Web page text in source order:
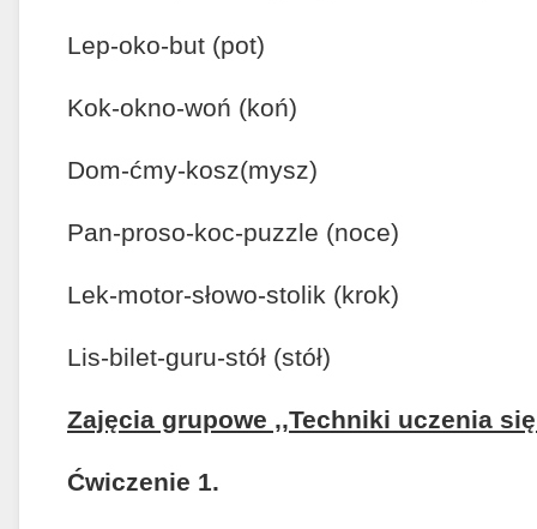
Lep-oko-but (pot)
Kok-okno-woń (koń)
Dom-ćmy-kosz(mysz)
Pan-proso-koc-puzzle (noce)
Lek-motor-słowo-stolik (krok)
Lis-bilet-guru-stół (stół)
Zajęcia grupowe ,,Techniki uczenia
Ćwiczenie 1.